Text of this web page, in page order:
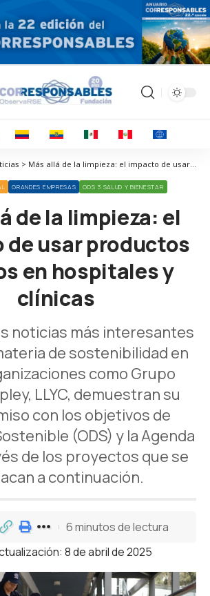
Corresponsables > Noticias > Más allá de la limpieza: el impacto de usar productos idóneos en hospitales y clínicas
GRANDES EMPRESAS ODS 3 SALUD Y BIENESTAR
de la limpieza: el
de usar productos
en hospitales y
clínicas
noticias más interesantes
de sostenibilidad en
como Grupo
LLYC, demuestran su
con los objetivos de
(ODS) y la Agenda
de los proyectos que se
a continuación.
8 de abril de 2025
6 minutos de lectura